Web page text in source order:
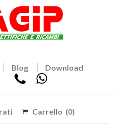
Blog
Download
Carrello (0)